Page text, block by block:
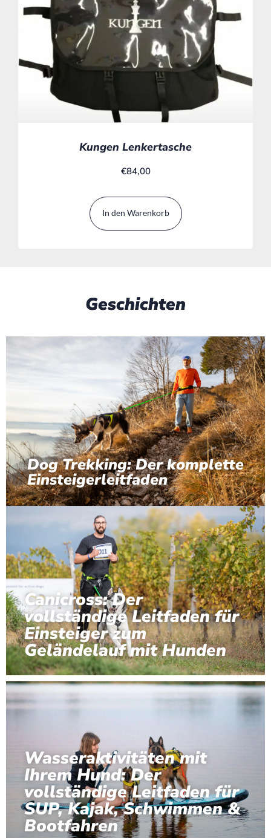
Kungen Lenkertasche
€84,00
In den Warenkorb
Geschichten
Dog Trekking: Der komplette
Einsteigerleitfaden
Canicross: Der
vollständige Leitfaden für
Einsteiger zum
Geländelauf mit Hunden
Wasseraktivitäten mit
Ihrem Hund: Der
vollständige Leitfaden für
SUP, Kajak, Schwimmen &
Bootfahren